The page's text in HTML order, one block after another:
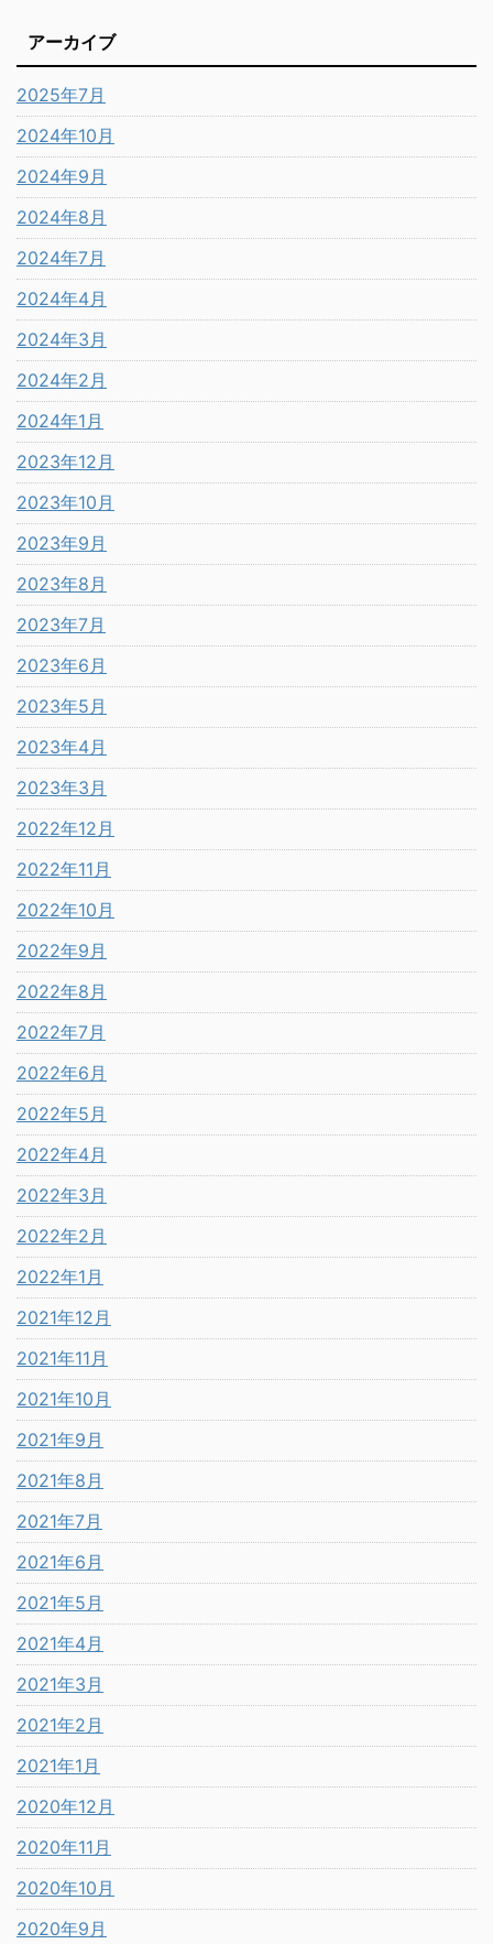
アーカイブ
2025年7月
2024年10月
2024年9月
2024年8月
2024年7月
2024年4月
2024年3月
2024年2月
2024年1月
2023年12月
2023年10月
2023年9月
2023年8月
2023年7月
2023年6月
2023年5月
2023年4月
2023年3月
2022年12月
2022年11月
2022年10月
2022年9月
2022年8月
2022年7月
2022年6月
2022年5月
2022年4月
2022年3月
2022年2月
2022年1月
2021年12月
2021年11月
2021年10月
2021年9月
2021年8月
2021年7月
2021年6月
2021年5月
2021年4月
2021年3月
2021年2月
2021年1月
2020年12月
2020年11月
2020年10月
2020年9月